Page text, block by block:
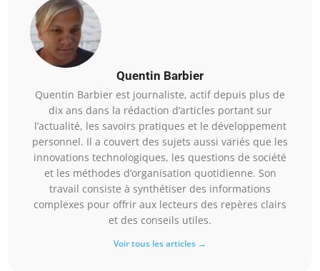
Quentin Barbier
Quentin Barbier est journaliste, actif depuis plus de
dix ans dans la rédaction d’articles portant sur
l’actualité, les savoirs pratiques et le développement
personnel. Il a couvert des sujets aussi variés que les
innovations technologiques, les questions de société
et les méthodes d’organisation quotidienne. Son
travail consiste à synthétiser des informations
complexes pour offrir aux lecteurs des repères clairs
et des conseils utiles.
Voir tous les articles →